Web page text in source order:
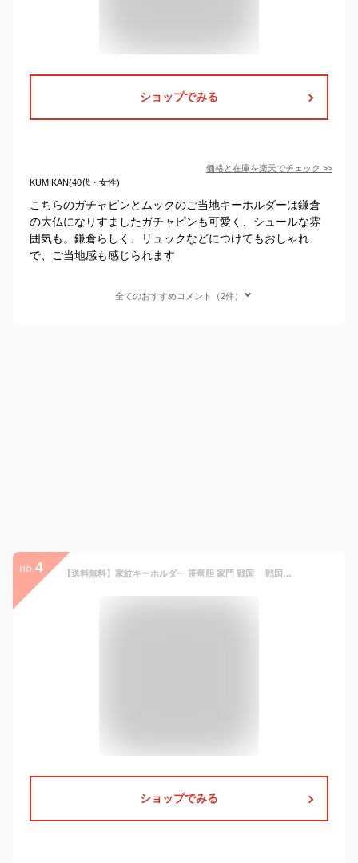
ショップでみる
価格と在庫を楽天でチェック >>
KUMIKAN(40代・女性)
こちらのガチャピンとムックのご当地キーホルダーは鎌倉
の大仏になりすましたガチャピンも可愛く、シュールな雰
囲気も。鎌倉らしく、リュックなどにつけてもおしゃれ
で、ご当地感も感じられます
全てのおすすめコメント（2件）
no. 4 【送料無料】家紋キーホルダー 笹竜胆 家門 戦国 戦国武将 歴史 アクセサリー 源氏 鎌倉
ショップでみる